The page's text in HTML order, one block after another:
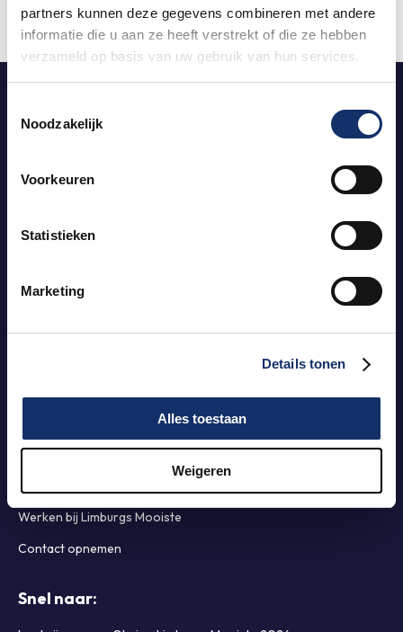
partners kunnen deze gegevens combineren met andere
informatie die u aan ze heeft verstrekt of die ze hebben
verzameld op basis van uw gebruik van hun services.
Noodzakelijk
Voorkeuren
Statistieken
Marketing
Details tonen
Alles toestaan
Weigeren
plaats op 29 & 30 mei
Blijf op de hoogte!
Historie Limburgs Mooiste
Werken bij Limburgs Mooiste
Contact opnemen
Snel naar: